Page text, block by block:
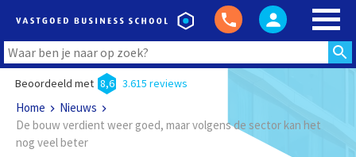
Beoordeeld met 8,6 3.615 reviews
Home
Nieuws
De bouw verdient weer goed, maar volgens de sector kan het
nog veel beter